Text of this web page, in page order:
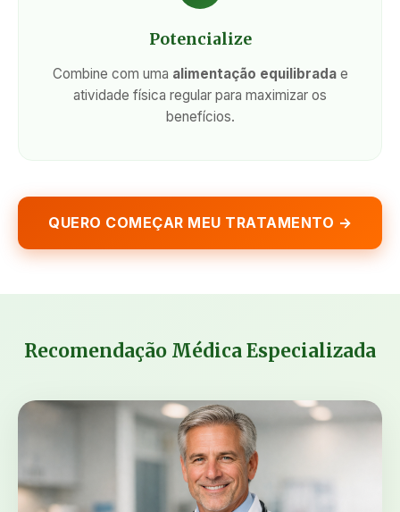
Potencialize
Combine com uma alimentação equilibradae
atividade física regular para maximizar os
benefícios.
QUERO COMEÇAR MEU TRATAMENTO →
Recomendação Médica Especializada